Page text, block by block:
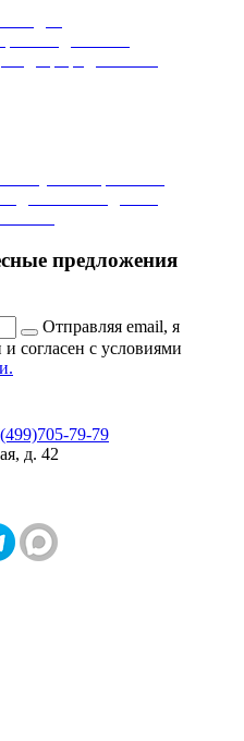
предложения
Отправляя email, я
согласен с условиями
(499)705-79-79
д. 42